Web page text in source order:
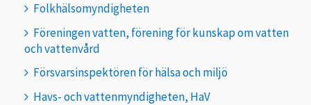
Folkhälsomyndigheten
Föreningen vatten, förening för kunskap om vatten
och vattenvård
Försvarsinspektören för hälsa och miljö
Havs- och vattenmyndigheten, HaV